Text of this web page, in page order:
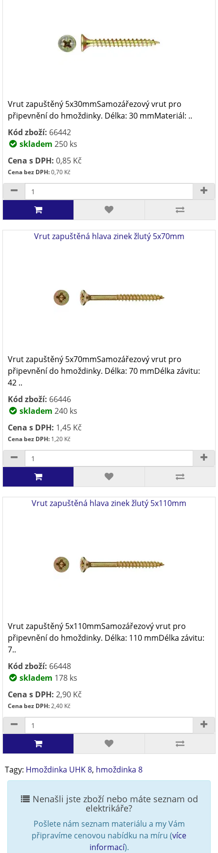
Vrut zapuštěný 5x30mmSamozářezový vrut pro
připevnění do hmoždinky. Délka: 30 mmMateriál: ..
Kód zboží: 66442
skladem 250 ks
Cena s DPH: 0,85 Kč
Cena bez DPH:0,70 Kč
Vrut zapuštěná hlava zinek žlutý 5x70mm
Vrut zapuštěný 5x70mmSamozářezový vrut pro
připevnění do hmoždinky. Délka: 70 mmDélka závitu:
42 ..
Kód zboží: 66446
skladem 240 ks
Cena s DPH: 1,45 Kč
Cena bez DPH: 1,20 Kč
Vrut zapuštěná hlava zinek žlutý 5x110mm
Vrut zapuštěný 5x110mmSamozářezový vrut pro
připevnění do hmoždinky. Délka: 110 mmDélka závitu:
7..
Kód zboží: 66448
skladem 178 ks
Cena s DPH: 2,90 Kč
Cena bez DPH:2,40 Kč
Tagy: Hmoždinka UHK 8, hmoždinka 8
Nenašli jste zboží nebo máte seznam od
elektrikáře?
Pošlete nám seznam materiálu a my Vám
připravíme cenovou nabídku na míru (více
informací).